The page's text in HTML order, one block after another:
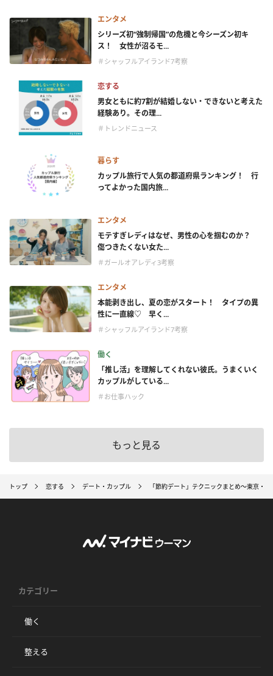
エンタメ
シリーズ初“強制帰国”の危機と今シーズン初キ
ス！ 女性が沼るモ...
＃シャッフルアイランド7考察
恋する
男女ともに約7割が結婚しない・できないと考えた
経験あり。その理...
＃トレンドニュース
暮らす
カップル旅行で人気の都道府県ランキング！ 行
ってよかった国内旅...
エンタメ
モテすぎレディはなぜ、男性の心を掴むのか？
傷つきたくない女た...
＃ガールオアレディ3考察
エンタメ
本能剥き出し、夏の恋がスタート！ タイプの異
性に一直線♡ 早く...
＃シャッフルアイランド7考察
働く
「推し活」を理解してくれない彼氏。うまくいく
カップルがしている...
＃お仕事ハック
もっと見る
トップ 恋する デート・カップル 「節約デート」テクニックまとめ～東京・
カテゴリー
働く
整える